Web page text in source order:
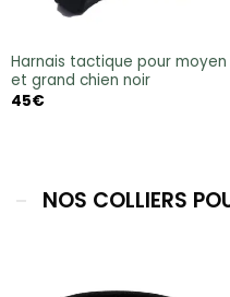
Harnais tactique pour moyen
et grand chien noir
45€
NOS COLLIERS